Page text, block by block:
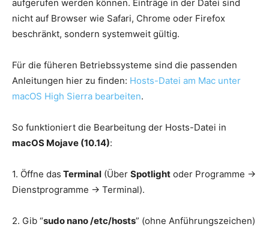
aufgerufen werden können. Einträge in der Datei sind
nicht auf Browser wie Safari, Chrome oder Firefox
beschränkt, sondern systemweit gültig.
Für die füheren Betriebssysteme sind die passenden
Anleitungen hier zu finden: Hosts-Datei am Mac unter
macOS High Sierra bearbeiten.
So funktioniert die Bearbeitung der Hosts-Datei in
macOS Mojave (10.14):
1. Öffne das Terminal (Über Spotlight oder Programme ->
Dienstprogramme -> Terminal).
2. Gib “sudo nano /etc/hosts” (ohne Anführungszeichen)